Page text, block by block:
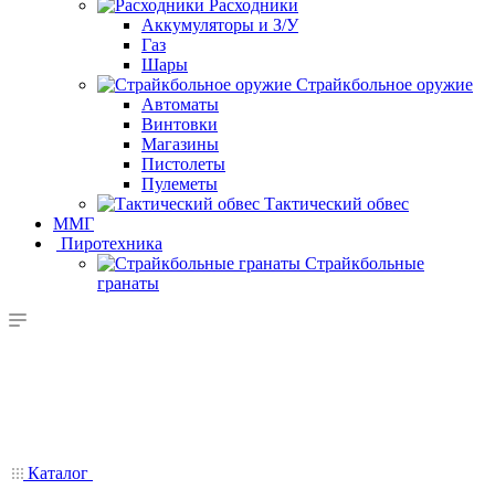
Расходники
Аккумуляторы и З/У
Газ
Шары
Страйкбольное оружие
Автоматы
Винтовки
Магазины
Пистолеты
Пулеметы
Тактический обвес
ММГ
Пиротехника
Страйкбольные
гранаты
Каталог